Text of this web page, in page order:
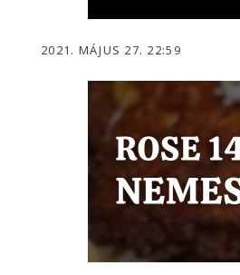
2021. MÁJUS 27. 22:59